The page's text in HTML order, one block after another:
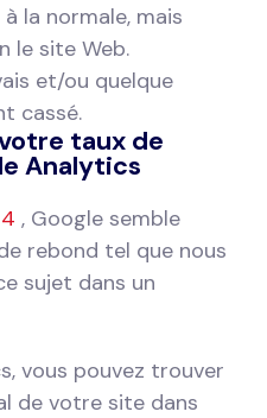
la normale, mais
le site Web.
et/ou quelque
cassé.
taux de
Analytics
, Google semble
rebond tel que nous
sujet dans un
vous pouvez trouver
de votre site dans